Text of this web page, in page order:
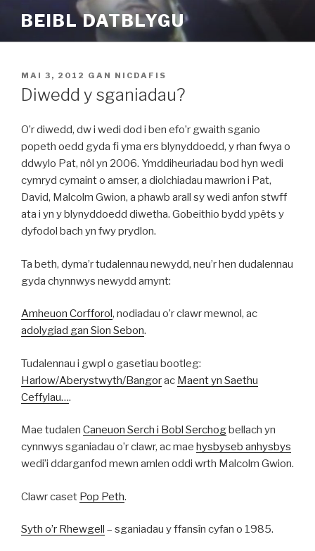
cynnwys
BEIBL DATBLYGU
COFNODWYD
AR
MAI 3, 2012 GAN NICDAFIS
Diwedd y sganiadau?
O’r diwedd, dw i wedi dod i ben efo’r gwaith sganio
popeth oedd gyda fi yma ers blynyddoedd, y rhan fwya o
ddwylo Pat, nôl yn 2006. Ymddiheuriadau bod hyn wedi
cymryd cymaint o amser, a diolchiadau mawrion i Pat,
David, Malcolm Gwion, a phawb arall sy wedi anfon stwff
ata i yn y blynyddoedd diwetha. Gobeithio bydd ypêts y
dyfodol bach yn fwy prydlon.
Ta beth, dyma’r tudalennau newydd, neu’r hen dudalennau
gyda chynnwys newydd arnynt:
Amheuon Corfforol, nodiadau o’r clawr mewnol, ac
adolygiad gan Sion Sebon.
Tudalennau i gwpl o gasetiau bootleg:
Harlow/Aberystwyth/Bangorac Maent yn Saethu
Ceffylau….
Mae tudalen Caneuon Serch i Bobl Serchogbellach yn
cynnwys sganiadau o’r clawr, ac mae hysbyseb anhysbys
wedi’i ddarganfod mewn amlen oddi wrth Malcolm Gwion.
Clawr caset Pop Peth.
Syth o’r Rhewgell – sganiadau y ffansîn cyfan o 1985.